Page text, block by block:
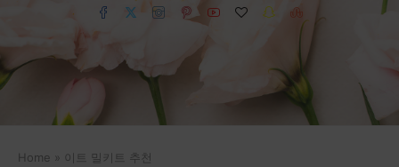
Home » 이트 밀키트 추천